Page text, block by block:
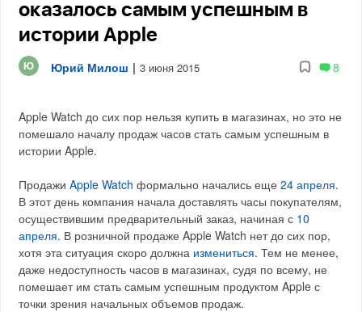
оказалось самым успешным в
истории Apple
Юрий Милош | 3 июня 2015 8
Apple Watch до сих пор нельзя купить в магазинах, но это не
помешало началу продаж часов стать самым успешным в
истории Apple.
ПродажиApple Watch формально начались еще24 апреля.
В этот день компания начала доставлять часы покупателям,
осуществившим предварительный заказ, начиная с 10
апреля. В розничной продаже Apple Watch нет до сих пор,
хотя эта ситуация скоро должна измениться. Тем не менее,
даже недоступность часов в магазинах, судя по всему, не
помешает им стать самым успешным продуктом Apple с
точки зрения начальных объемов продаж.